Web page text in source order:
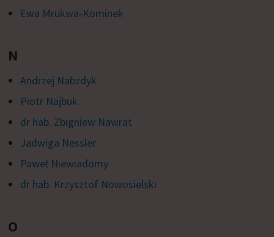
Ewa Mrukwa-Kominek
N
Andrzej Nabzdyk
Piotr Najbuk
dr hab. Zbigniew Nawrat
Jadwiga Nessler
Paweł Niewiadomy
dr hab. Krzysztof Nowosielski
O